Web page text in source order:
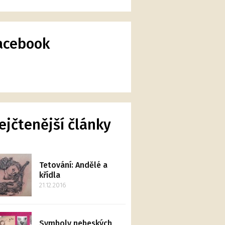
články
Tetování: Andělé a
křídla
21.12.2016